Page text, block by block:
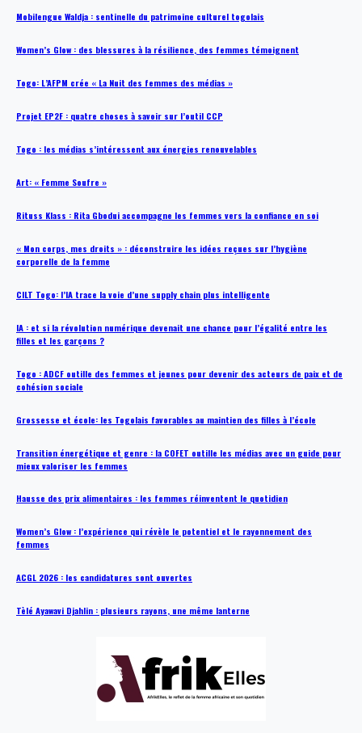
Mobilengue Waldja : sentinelle du patrimoine culturel togolais
Women’s Glow : des blessures à la résilience, des femmes témoignent
Togo: L’AFPM crée « La Nuit des femmes des médias »
Projet EP2F : quatre choses à savoir sur l’outil CCP
Togo : les médias s’intéressent aux énergies renouvelables
Art: « Femme Soufre »
Rituss Klass : Rita Gbodui accompagne les femmes vers la confiance en soi
« Mon corps, mes droits » : déconstruire les idées reçues sur l’hygiène
corporelle de la femme
CILT Togo: l’IA trace la voie d’une supply chain plus intelligente
IA : et si la révolution numérique devenait une chance pour l’égalité entre les
filles et les garçons ?
Togo : ADCF outille des femmes et jeunes pour devenir des acteurs de paix et de
cohésion sociale
Grossesse et école: les Togolais favorables au maintien des filles à l’école
Transition énergétique et genre : la COFET outille les médias avec un guide pour
mieux valoriser les femmes
Hausse des prix alimentaires : les femmes réinventent le quotidien
Women’s Glow : l’expérience qui révèle le potentiel et le rayonnement des
femmes
ACGL 2026 : les candidatures sont ouvertes
Tèlé Ayawavi Djahlin : plusieurs rayons, une même lanterne